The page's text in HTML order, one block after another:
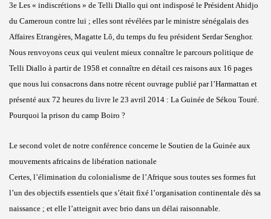
3e Les « indiscrétions » de Telli Diallo qui ont indisposé le Président Ahidjo
du Cameroun contre lui ; elles sont révélées par le ministre sénégalais des
Affaires Etrangères, Magatte Lô, du temps du feu président Serdar Senghor.
Nous renvoyons ceux qui veulent mieux connaître le parcours politique de
Telli Diallo à partir de 1958 et connaître en détail ces raisons aux 16 pages
que nous lui consacrons dans notre récent ouvrage publié par l’Harmattan et
présenté aux 72 heures du livre le 23 avril 2014 : La Guinée de Sékou Touré.
Pourquoi la prison du camp Boiro ?
Le second volet de notre conférence concerne le Soutien de la Guinée aux
mouvements africains de libération nationale
Certes, l’élimination du colonialisme de l’Afrique sous toutes ses formes fut
l’un des objectifs essentiels que s’était fixé l’organisation continentale dès sa
naissance ; et elle l’atteignit avec brio dans un délai raisonnable.